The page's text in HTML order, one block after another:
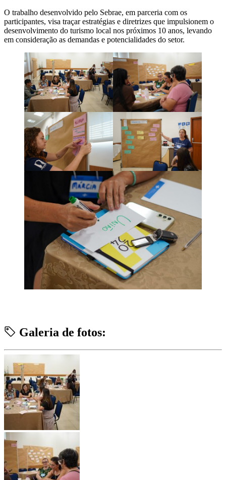
O trabalho desenvolvido pelo Sebrae, em parceria com os
participantes, visa traçar estratégias e diretrizes que impulsionem o
desenvolvimento do turismo local nos próximos 10 anos, levando
em consideração as demandas e potencialidades do setor.
Galeria de fotos: